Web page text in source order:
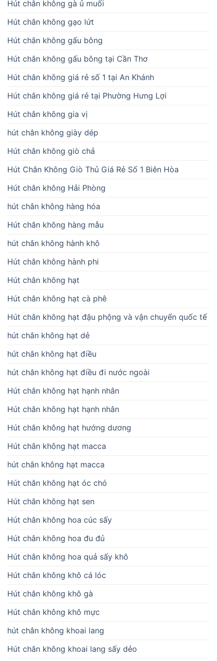
Hút chân không gà ủ muối
Hút chân không gạo lứt
Hút chân không gấu bông
Hút chân không gấu bông tại Cần Thơ
Hút chân không giá rẻ số 1 tại An Khánh
Hút chân không giá rẻ tại Phường Hưng Lợi
Hút chân không gia vị
hút chân không giày dép
Hút chân không giò chả
Hút Chân Không Giò Thủ Giá Rẻ Số 1 Biên Hòa
Hút chân không Hải Phòng
hút chân không hàng hóa
Hút chân không hàng mẫu
hút chân không hành khô
Hút chân không hành phi
Hút chân không hạt
Hút chân không hạt cà phê
Hút chân không hạt đậu phộng và vận chuyển quốc tế
hút chân không hạt dẻ
hút chân không hạt điều
hút chân không hạt điều đi nước ngoài
Hút chân không hạt hạnh nhân
Hút chân không hạt hạnh nhân
Hút chân không hạt hướng dương
Hút chân không hạt macca
hút chân không hạt macca
Hút chân không hạt óc chó
Hút chân không hạt sen
Hút chân không hoa cúc sấy
Hút chân không hoa đu đủ
Hút chân không hoa quả sấy khô
Hút chân không khô cá lóc
Hút chân không khô gà
Hút chân không khô mực
hút chân không khoai lang
Hút chân không khoai lang sấy dẻo